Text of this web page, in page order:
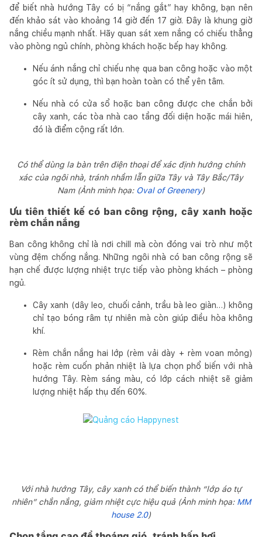
để biết nhà hướng Tây có bị “nắng gắt” hay không, bạn nên
đến khảo sát vào khoảng 14 giờ đến 17 giờ. Đây là khung giờ
nắng chiều mạnh nhất. Hãy quan sát xem nắng có chiếu thẳng
vào phòng ngủ chính, phòng khách hoặc bếp hay không.
Nếu ánh nắng chỉ chiếu nhẹ qua ban công hoặc vào một
góc ít sử dụng, thì bạn hoàn toàn có thể yên tâm.
Nếu nhà có cửa sổ hoặc ban công được che chắn bởi
cây xanh, các tòa nhà cao tầng đối diện hoặc mái hiên,
đó là điểm cộng rất lớn.
Có thể dùng la bàn trên điện thoại để xác định hướng chính
xác của ngôi nhà, tránh nhầm lẫn giữa Tây và Tây Bắc/Tây
Nam (Ảnh minh họa: Oval of Greenery)
Ưu tiên thiết kế có ban công rộng, cây xanh hoặc
rèm chắn nắng
Ban công không chỉ là nơi chill mà còn đóng vai trò như một
vùng đệm chống nắng. Những ngôi nhà có ban công rộng sẽ
hạn chế được lượng nhiệt trực tiếp vào phòng khách – phòng
ngủ.
Cây xanh (dây leo, chuối cảnh, trầu bà leo giàn…) không
chỉ tạo bóng râm tự nhiên mà còn giúp điều hòa không
khí.
Rèm chắn nắng hai lớp (rèm vải dày + rèm voan mỏng)
hoặc rèm cuốn phản nhiệt là lựa chọn phổ biến với nhà
hướng Tây. Rèm sáng màu, có lớp cách nhiệt sẽ giảm
lượng nhiệt hấp thụ đến 60%.
Với nhà hướng Tây, cây xanh có thể biến thành “lớp áo tự
nhiên” chắn nắng, giảm nhiệt cực hiệu quả (Ảnh minh họa: MM
house 2.0)